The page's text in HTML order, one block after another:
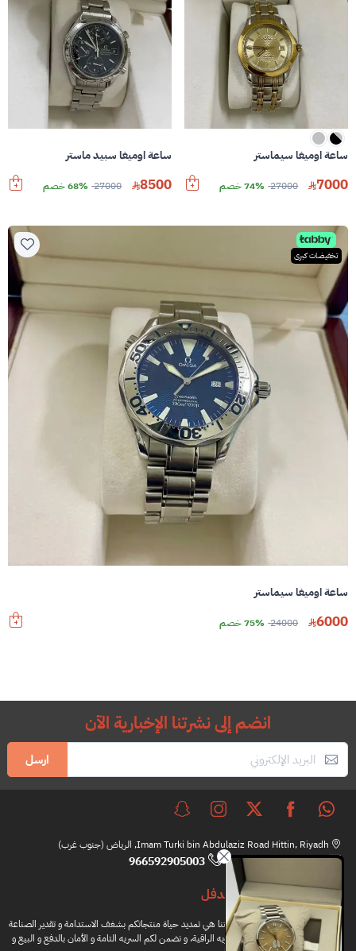
ساعة اوميغا سيماستر
7000
27000 74% خصم
ساعة اوميغا سبيد ماستر
8500
27000 68% خصم
تخفيضات كبرى
ساعة اوميغا سيماستر
6000
24000 75% خصم
انضم إلى نشرتنا الإخبارية الآن
ارسل
Imam Turki bin Abdulaziz Road Hittin, Riyadh, الرياض (جنوب غرب)
hi@brandfull.com
966592905003
براندفل
مهمتنا هي تمديد حياة منتجاتكم بشغف الاستدامة و تقدير الصناعة
اليدويه الراقية، و نضمن لكم السريه التامة و الأمان بالدفع و البيع و